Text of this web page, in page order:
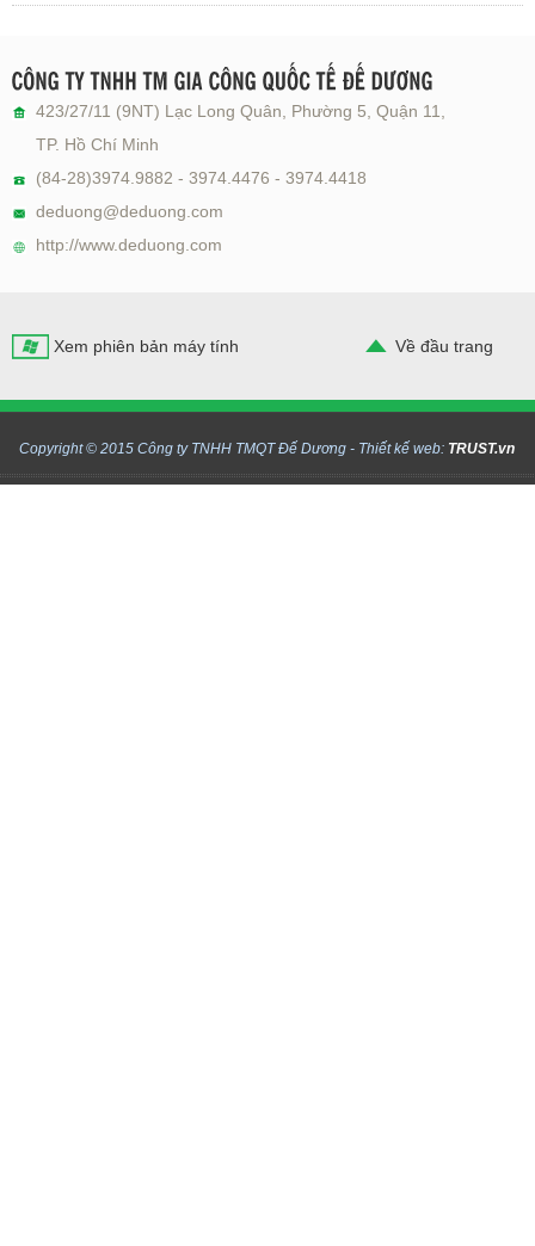
423/27/11 (9NT) Lạc Long Quân, Phường 5, Quận 11,
TP. Hồ Chí Minh
(84-28)3974.9882 - 3974.4476 - 3974.4418
deduong@deduong.com
http://www.deduong.com
Xem phiên bản máy tính Về đầu trang
Copyright © 2015 Công ty TNHH TMQT Đế Dương - Thiết kế web: TRUST.vn